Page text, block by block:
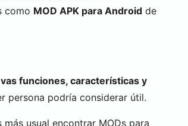
como MOD APK para Android de
funciones, características y
persona podría considerar útil.
usual encontrar MODs para